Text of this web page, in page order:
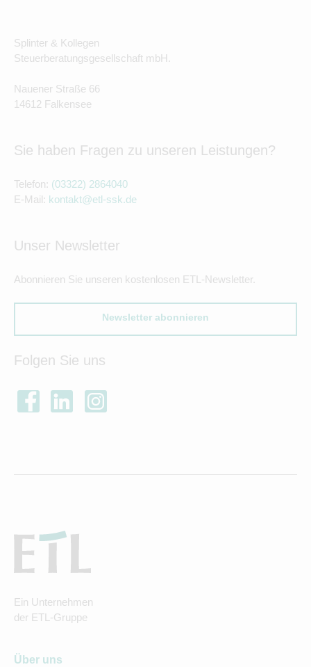
Splinter & Kollegen
Steuerberatungsgesellschaft mbH.
Nauener Straße 66
14612 Falkensee
Sie haben Fragen zu unseren Leistungen?
Telefon: (03322) 2864040
E-Mail: kontakt@etl-ssk.de
Unser Newsletter
Abonnieren Sie unseren kostenlosen ETL-Newsletter.
Newsletter abonnieren
Folgen Sie uns
Ein Unternehmen
der ETL-Gruppe
Über uns